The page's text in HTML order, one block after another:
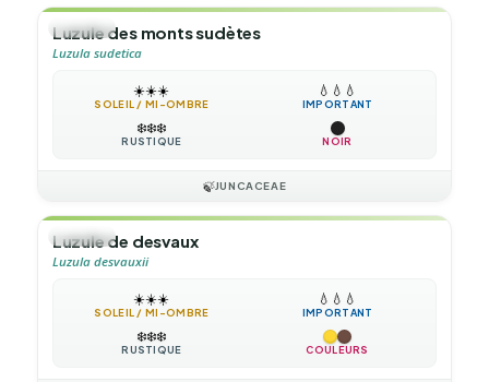
🌿HERBE
Luzule des monts sudètes
Luzula sudetica
☀️☀️☀️
SOLEIL / MI-OMBRE
💧 💧 💧
IMPORTANT
❄️❄️❄️
RUSTIQUE NOIR
🍃JUNCACEAE
🌿HERBE
Luzule de desvaux
Luzula desvauxii
☀️☀️☀️
SOLEIL / MI-OMBRE
💧 💧 💧
IMPORTANT
❄️❄️❄️
RUSTIQUE COULEURS